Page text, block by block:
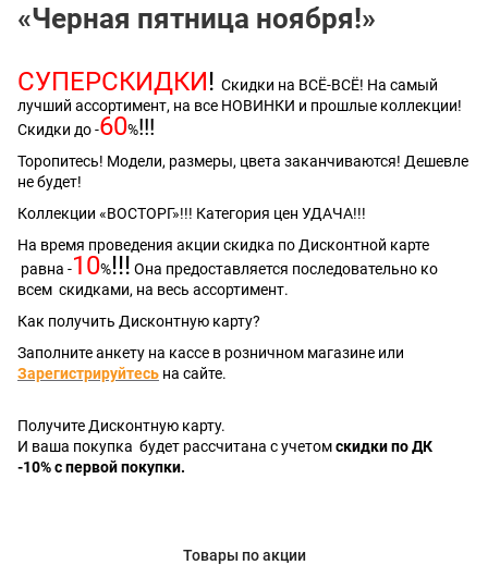
«Черная пятница ноября!»
СУПЕРСКИДКИ! Скидки на ВСЁ-ВСЁ! На самый
лучший ассортимент, на все НОВИНКИ и прошлые коллекции!
Скидки до -60%!!!
Торопитесь! Модели, размеры, цвета заканчиваются! Дешевле
не будет!
Коллекции «ВОСТОРГ»!!! Категория цен УДАЧА!!!
На время проведения акции скидка по Дисконтной карте
равна -10%!!! Она предоставляется последовательно ко
всем скидками, на весь ассортимент.
Как получить Дисконтную карту?
Заполните анкету на кассе в розничном магазине или
Зарегистрируйтесь на сайте.
Получите Дисконтную карту.
И ваша покупка будет рассчитана с учетомскидки по ДК
-10% с первой покупки.
Товары по акции